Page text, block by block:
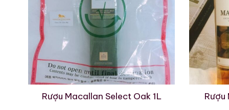
Loại thùng ủ:
100%
Màu sắc:
Hổ phách
Hồ sơ hương vị –
Hương (Nose)
Macallan 18 1975 mở
Rượu Macallan Select Oak 1L